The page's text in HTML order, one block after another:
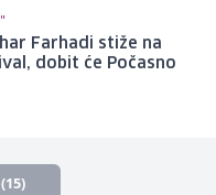
Farhadi stiže na
dobit će Počasno